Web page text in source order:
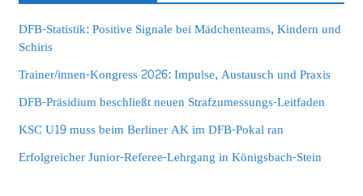
DFB-Statistik: Positive Signale bei Mädchenteams, Kindern und
Schiris
Trainer/innen-Kongress 2026: Impulse, Austausch und Praxis
DFB-Präsidium beschließt neuen Strafzumessungs-Leitfaden
KSC U19 muss beim Berliner AK im DFB-Pokal ran
Erfolgreicher Junior-Referee-Lehrgang in Königsbach-Stein